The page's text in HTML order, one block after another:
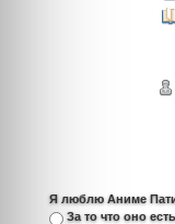
Я люблю Аниме
За то что оно